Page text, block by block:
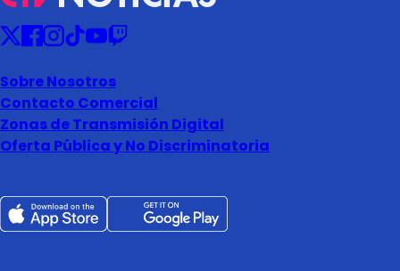
Sobre Nosotros
Contacto Comercial
Zonas de Transmisión Digital
Oferta Pública y No Discriminatoria